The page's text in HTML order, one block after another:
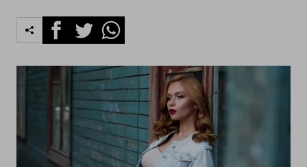
FacebookTwitterWhatsapp